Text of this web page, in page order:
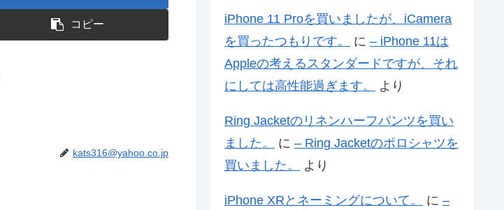
コピー
kats316@yahoo.co.jp
iPhone 11 Proを買いましたが、iCamera
を買ったつもりです。
に – iPhone 11は
Appleの考えるスタンダードですが、それ
にしては高性能過ぎます。
より
Ring Jacketのリネンハーフパンツを買い
ました。
に – Ring Jacketのポロシャツを
買いました。
より
iPhone XRとネーミングについて。 に –